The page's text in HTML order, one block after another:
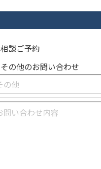
相談ご予約
その他のお問い合わせ